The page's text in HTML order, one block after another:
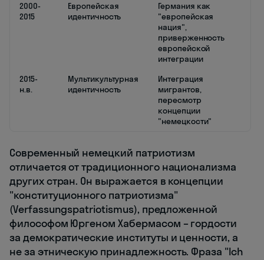
2000-
2015
Европейская
идентичность
Германия как
"европейская
нация",
приверженность
европейской
интеграции
2015-
н.в.
Мультикультурная
идентичность
Интеграция
мигрантов,
пересмотр
концепции
"немецкости"
Современный немецкий патриотизм
отличается от традиционного национализма
других стран. Он выражается в концепции
"конституционного патриотизма"
(Verfassungspatriotismus), предложенной
философом Юргеном Хабермасом – гордости
за демократические институты и ценности, а
не за этническую принадлежность. Фраза "Ich